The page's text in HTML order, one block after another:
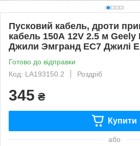
Пусковий кабель, дроти
кабель 150А 12V 2.5 м Geely
Джили Эмгранд ЕС7 Джилі
Готово до відправки
Код: LA193150.2
Роздріб
345 ₴
Купити
або